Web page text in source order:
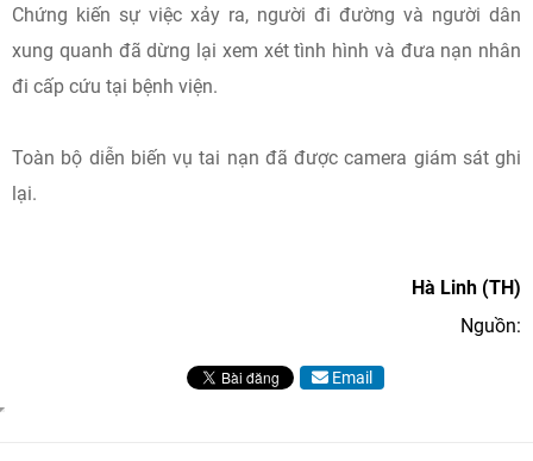
Chứng kiến sự việc xảy ra, người đi đường và người dân
xung quanh đã dừng lại xem xét tình hình và đưa nạn nhân
đi cấp cứu tại bệnh viện.
Toàn bộ diễn biến vụ tai nạn đã được camera giám sát ghi
lại.
Hà Linh (TH)
Nguồn:
Email